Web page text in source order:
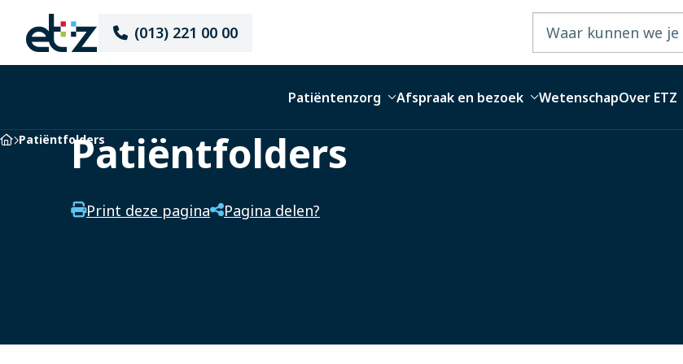
Elisabeth-
TweeSteden
Ziekenhuis
(013) 221 00 00
Patiëntenzorg Afspraak en bezoek WetenschapOver ETZ
Home
PatiëntfoldersPatiëntfolders
Print deze pagina Pagina delen?